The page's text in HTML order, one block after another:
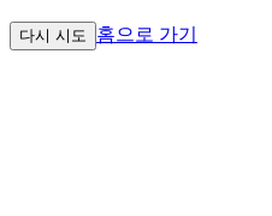
다시 시도 홈으로 가기